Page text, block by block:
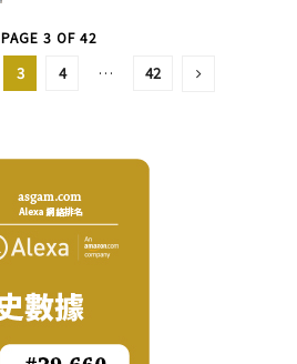
PAGE 3 OF 42
3 4 … 42